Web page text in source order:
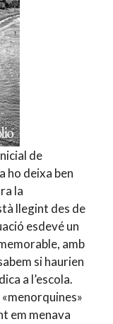
de
ho deixa ben
la
llegint des de
esdevé un
amb
si haurien
a l’escola.
em menava